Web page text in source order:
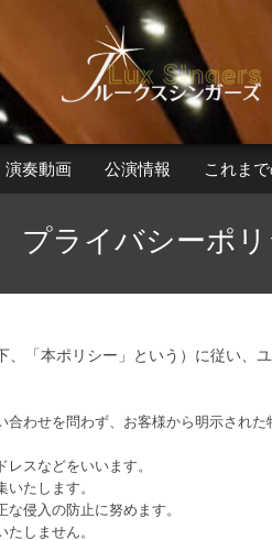
Secondary
Menu
演奏動画 公演情報 これま
プライバシーポ
「本ポリシー」という）に従い、
わせを問わず、お客様から明示され
スなどをいいます。
たします。
侵入の防止に努めます。
しません。